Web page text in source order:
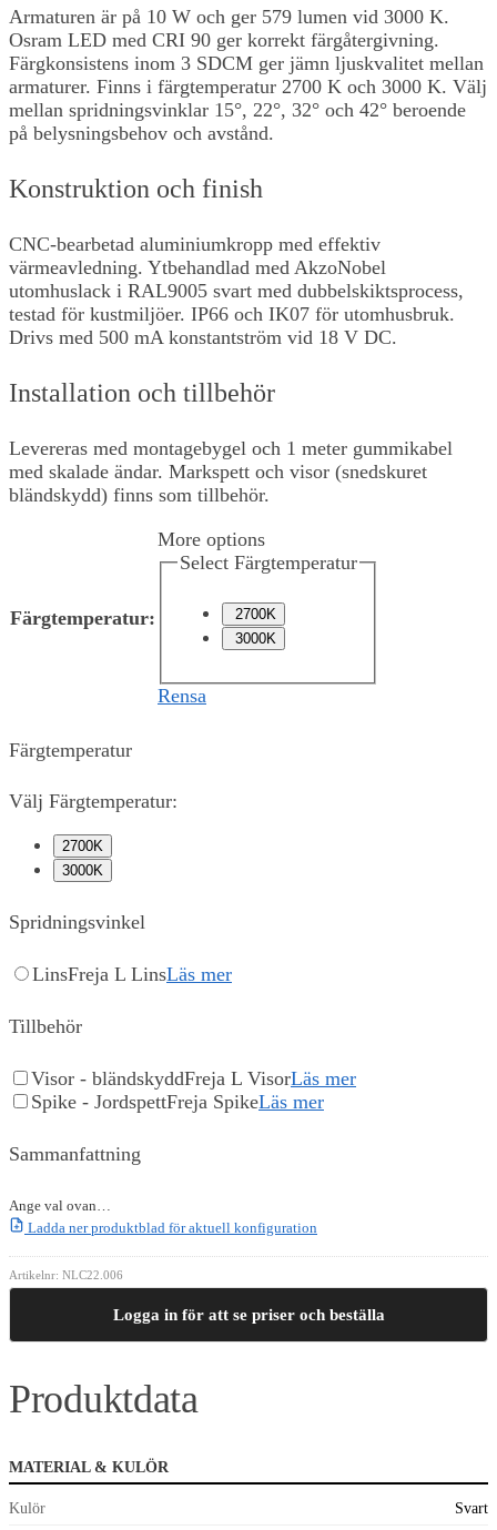
Armaturen är på 10 W och ger 579 lumen vid 3000 K.
Osram LED med CRI 90 ger korrekt färgåtergivning.
Färgkonsistens inom 3 SDCM ger jämn ljuskvalitet mellan
armaturer. Finns i färgtemperatur 2700 K och 3000 K. Välj
mellan spridningsvinklar 15°, 22°, 32° och 42° beroende
på belysningsbehov och avstånd.
Konstruktion och finish
CNC-bearbetad aluminiumkropp med effektiv
värmeavledning. Ytbehandlad med AkzoNobel
utomhuslack i RAL9005 svart med dubbelskiktsprocess,
testad för kustmiljöer. IP66 och IK07 för utomhusbruk.
Drivs med 500 mA konstantström vid 18 V DC.
Installation och tillbehör
Levereras med montagebygel och 1 meter gummikabel
med skalade ändar. Markspett och visor (snedskuret
bländskydd) finns som tillbehör.
Färgtemperatur:
More options
Select Färgtemperatur
2700K
3000K
Rensa
Färgtemperatur
Välj Färgtemperatur:
2700K
3000K
Spridningsvinkel
LinsFreja L LinsLäs mer
Tillbehör
Visor - bländskyddFreja L VisorLäs mer
Spike - JordspettFreja SpikeLäs mer
Sammanfattning
Ange val ovan…
Ladda ner produktblad för aktuell konfiguration
Artikelnr: NLC22.006
Logga in för att se priser och beställa
Produktdata
MATERIAL & KULÖR
Kulör Svart